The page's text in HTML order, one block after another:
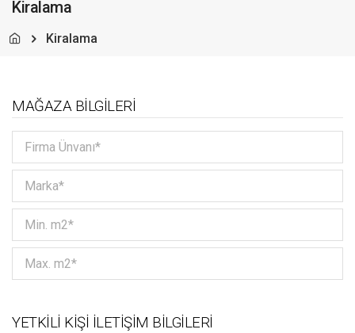
Kiralama
Kiralama
MAĞAZA BİLGİLERİ
YETKİLİ KİŞİ İLETİŞİM BİLGİLERİ